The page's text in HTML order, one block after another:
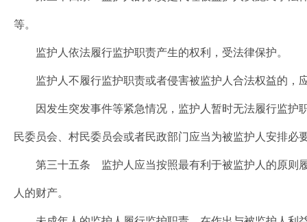
等。
监护人依法履行监护职责产生的权利，受法律保护。
监护人不履行监护职责或者侵害被监护人合法权益的，
因发生突发事件等紧急情况，监护人暂时无法履行监护
民委员会、村民委员会或者民政部门应当为被监护人安排必
第三十五条 监护人应当按照最有利于被监护人的原则履
人的财产。